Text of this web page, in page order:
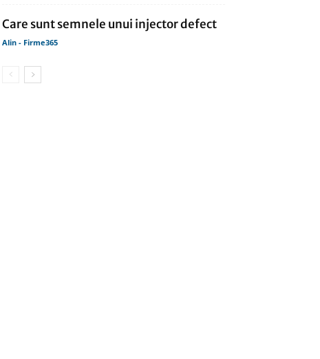
Care sunt semnele unui injector defect
Alin - Firme365